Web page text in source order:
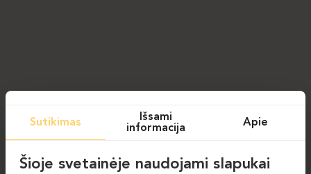
Sutikimas
Išsami
informacija
Apie
Šioje svetainėje naudojami slapukai